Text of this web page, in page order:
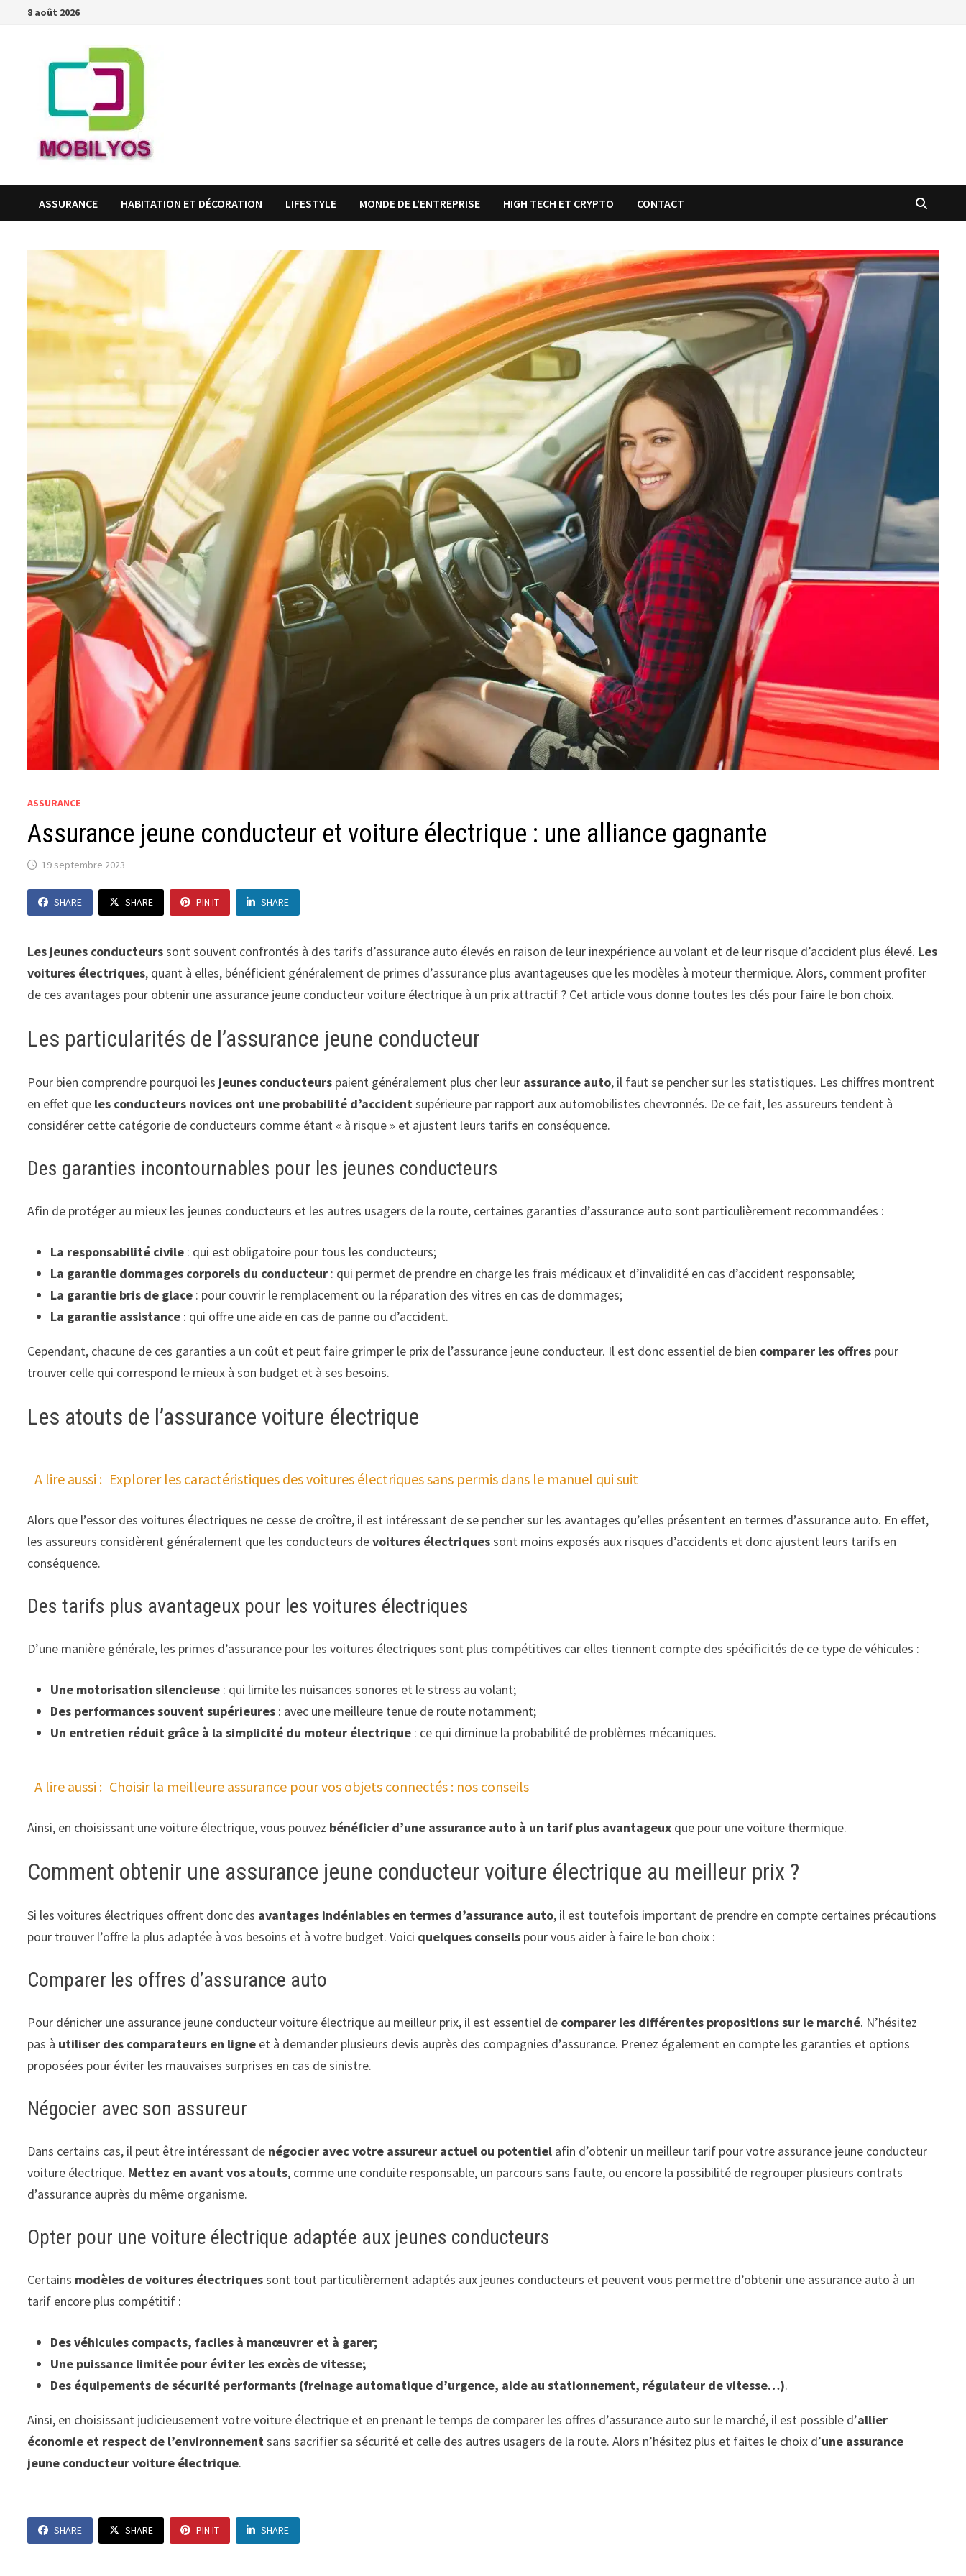
Passer8 août 2026
ASSURANCE HABITATION ET DÉCORATION LIFESTYLE MONDE DE L’ENTREPRISE HIGH TECH ET CRYPTO CONTACT
ASSURANCE
Assurance jeune conducteur et voiture électrique : une alliance gagnante
19 septembre 2023
SHARE SHARE PIN IT SHARE
Les jeunes conducteurssont souvent confrontés à des tarifs d’assurance auto élevés en raison de leur inexpérience au volant et de leur risque d’accident plus élevé. Les
voitures électriques, quant à elles, bénéficient généralement de primes d’assurance plus avantageuses que les modèles à moteur thermique. Alors, comment profiter
de ces avantages pour obtenir une assurance jeune conducteur voiture électrique à un prix attractif ? Cet article vous donne toutes les clés pour faire le bon choix.
Les particularités de l’assurance jeune conducteur
Pour bien comprendre pourquoi les jeunes conducteurs paient généralement plus cher leur assurance auto, il faut se pencher sur les statistiques. Les chiffres montrent
en effet que les conducteurs novices ont une probabilité d’accidentsupérieure par rapport aux automobilistes chevronnés. De ce fait, les assureurs tendent à
considérer cette catégorie de conducteurs comme étant « à risque » et ajustent leurs tarifs en conséquence.
Des garanties incontournables pour les jeunes conducteurs
Afin de protéger au mieux les jeunes conducteurs et les autres usagers de la route, certaines garanties d’assurance auto sont particulièrement recommandées :
La responsabilité civile : qui est obligatoire pour tous les conducteurs;
La garantie dommages corporels du conducteur : qui permet de prendre en charge les frais médicaux et d’invalidité en cas d’accident responsable;
La garantie bris de glace : pour couvrir le remplacement ou la réparation des vitres en cas de dommages;
La garantie assistance : qui offre une aide en cas de panne ou d’accident.
Cependant, chacune de ces garanties a un coût et peut faire grimper le prix de l’assurance jeune conducteur. Il est donc essentiel de bien comparer les offres pour
trouver celle qui correspond le mieux à son budget et à ses besoins.
Les atouts de l’assurance voiture électrique
A lire aussi : Explorer les caractéristiques des voitures électriques sans permis dans le manuel qui suit
Alors que l’essor des voitures électriques ne cesse de croître, il est intéressant de se pencher sur les avantages qu’elles présentent en termes d’assurance auto. En effet,
les assureurs considèrent généralement que les conducteurs devoitures électriquessont moins exposés aux risques d’accidents et donc ajustent leurs tarifs en
conséquence.
Des tarifs plus avantageux pour les voitures électriques
D’une manière générale, les primes d’assurance pour les voitures électriques sont plus compétitives car elles tiennent compte des spécificités de ce type de véhicules :
Une motorisation silencieuse : qui limite les nuisances sonores et le stress au volant;
Des performances souvent supérieures : avec une meilleure tenue de route notamment;
Un entretien réduit grâce à la simplicité du moteur électrique : ce qui diminue la probabilité de problèmes mécaniques.
A lire aussi : Choisir la meilleure assurance pour vos objets connectés : nos conseils
Ainsi, en choisissant une voiture électrique, vous pouvez bénéficier d’une assurance auto à un tarif plus avantageux que pour une voiture thermique.
Comment obtenir une assurance jeune conducteur voiture électrique au meilleur prix ?
Si les voitures électriques offrent donc des avantages indéniables en termes d’assurance auto, il est toutefois important de prendre en compte certaines précautions
pour trouver l’offre la plus adaptée à vos besoins et à votre budget. Voici quelques conseils pour vous aider à faire le bon choix :
Comparer les offres d’assurance auto
Pour dénicher une assurance jeune conducteur voiture électrique au meilleur prix, il est essentiel de comparer les différentes propositions sur le marché. N’hésitez
pas à utiliser des comparateurs en ligne et à demander plusieurs devis auprès des compagnies d’assurance. Prenez également en compte les garanties et options
proposées pour éviter les mauvaises surprises en cas de sinistre.
Négocier avec son assureur
Dans certains cas, il peut être intéressant de négocier avec votre assureur actuel ou potentiel afin d’obtenir un meilleur tarif pour votre assurance jeune conducteur
voiture électrique. Mettez en avant vos atouts, comme une conduite responsable, un parcours sans faute, ou encore la possibilité de regrouper plusieurs contrats
d’assurance auprès du même organisme.
Opter pour une voiture électrique adaptée aux jeunes conducteurs
Certains modèles de voitures électriquessont tout particulièrement adaptés aux jeunes conducteurs et peuvent vous permettre d’obtenir une assurance auto à un
tarif encore plus compétitif :
Des véhicules compacts, faciles à manœuvrer et à garer;
Une puissance limitée pour éviter les excès de vitesse;
Des équipements de sécurité performants (freinage automatique d’urgence, aide au stationnement, régulateur de vitesse…).
Ainsi, en choisissant judicieusement votre voiture électrique et en prenant le temps de comparer les offres d’assurance auto sur le marché, il est possible d’allier
économie et respect de l’environnementsans sacrifier sa sécurité et celle des autres usagers de la route. Alors n’hésitez plus et faites le choix d’une assurance
jeune conducteur voiture électrique.
SHARE SHARE PIN IT SHARE